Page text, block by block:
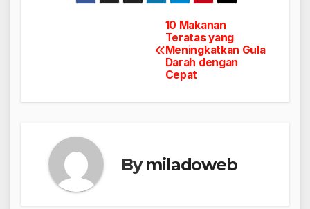
10 Makanan
Teratas yang
Meningkatkan Gula
Darah dengan
Cepat
Bymiladoweb